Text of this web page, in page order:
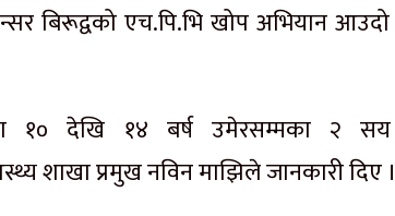
बिरूद्वको एच.पि.भि खोप अभियान
१० देखि १४ बर्ष उमेरसम्मका २
शाखा प्रमुख नविन माझिले जानकारी दिए